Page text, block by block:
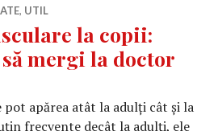
, UTIL
la copii:
mergi la doctor
pot apărea atât la adulți cât și la
frecvente decât la adulți, ele